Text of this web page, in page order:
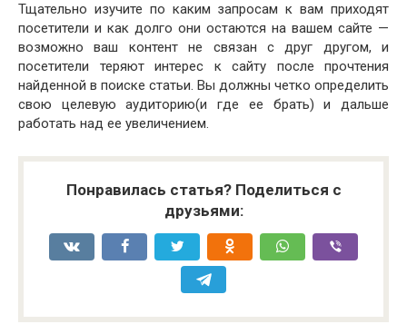
Тщательно изучите по каким запросам к вам приходят
посетители и как долго они остаются на вашем сайте —
возможно ваш контент не связан с друг другом, и
посетители теряют интерес к сайту после прочтения
найденной в поиске статьи. Вы должны четко определить
свою целевую аудиторию(и где ее брать) и дальше
работать над ее увеличением.
Понравилась статья? Поделиться с
друзьями: